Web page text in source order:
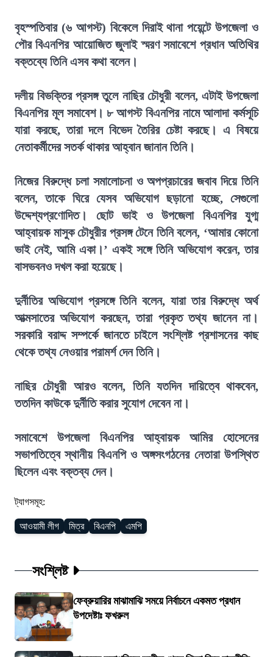
বৃহস্পতিবার (৬ আগস্ট) বিকেলে দিরাই থানা পয়েন্টে উপজেলা ও
পৌর বিএনপির আয়োজিত জুলাই স্মরণ সমাবেশে প্রধান অতিথির
বক্তব্যে তিনি এসব কথা বলেন।
দলীয় বিভক্তির প্রসঙ্গ তুলে নাছির চৌধুরী বলেন, এটাই উপজেলা
বিএনপির মূল সমাবেশ। ৮ আগস্ট বিএনপির নামে আলাদা কর্মসূচি
যারা করছে, তারা দলে বিভেদ তৈরির চেষ্টা করছে। এ বিষয়ে
নেতাকর্মীদের সতর্ক থাকার আহ্বান জানান তিনি।
নিজের বিরুদ্ধে চলা সমালোচনা ও অপপ্রচারের জবাব দিয়ে তিনি
বলেন, তাকে ঘিরে যেসব অভিযোগ ছড়ানো হচ্ছে, সেগুলো
উদ্দেশ্যপ্রণোদিত। ছোট ভাই ও উপজেলা বিএনপির যুগ্ম
আহ্বায়ক মাসুক চৌধুরীর প্রসঙ্গ টেনে তিনি বলেন, ‘আমার কোনো
ভাই নেই, আমি একা।’ একই সঙ্গে তিনি অভিযোগ করেন, তার
বাসভবনও দখল করা হয়েছে।
দুর্নীতির অভিযোগ প্রসঙ্গে তিনি বলেন, যারা তার বিরুদ্ধে অর্থ
আত্মসাতের অভিযোগ করছেন, তারা প্রকৃত তথ্য জানেন না।
সরকারি বরাদ্দ সম্পর্কে জানতে চাইলে সংশ্লিষ্ট প্রশাসনের কাছ
থেকে তথ্য নেওয়ার পরামর্শ দেন তিনি।
নাছির চৌধুরী আরও বলেন, তিনি যতদিন দায়িত্বে থাকবেন,
ততদিন কাউকে দুর্নীতি করার সুযোগ দেবেন না।
সমাবেশে উপজেলা বিএনপির আহ্বায়ক আমির হোসেনের
সভাপতিত্বে স্থানীয় বিএনপি ও অঙ্গসংগঠনের নেতারা উপস্থিত
ছিলেন এবং বক্তব্য দেন।
ট্যাগসমূহ:
আওয়ামী লীগ মিত্র বিএনপি এমপি
সংশ্লিষ্ট
ফেব্রুয়ারির মাঝামাঝি সময়ে নির্বাচনে একমত প্রধান
উপদেষ্টাঃ ফখরুল